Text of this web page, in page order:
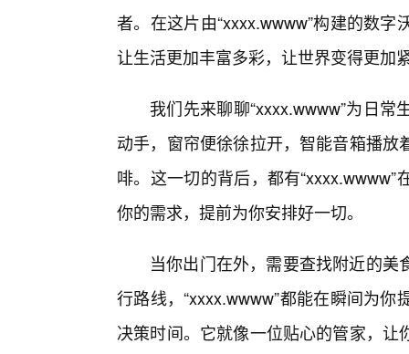
者。在这片由“xxxx.wwww”构建的数
让生活更加丰富多彩，让世界变得更加
我们先来聊聊“xxxx.wwww”为日
动手，窗帘便徐徐拉开，智能音箱播
啡。这一切的背后，都有
你的需求，提前为你安排好一切。
当你出门在外，需要查找附近的
行路线，“xxxx.wwww”都能在瞬间为
决策时间。它就像一位贴心的管家，